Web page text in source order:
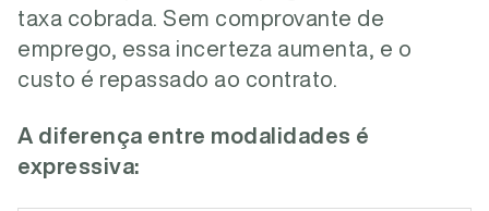
taxa cobrada. Sem comprovante de
emprego, essa incerteza aumenta, e o
custo é repassado ao contrato.
A diferença entre modalidades é
expressiva: